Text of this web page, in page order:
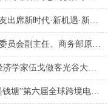
9月24日，经济学家管清友出席新时代·新机遇·新未来--恒乐汇投策巡讲论坛
8月19日，全国政协经济委员会副主任、商务部原副部长房爱卿出席2022年（第八届）全国白银企业年会
8月5日，长江证券首席经济学家伍戈做客光谷大讲堂，解读宏观经济形势与政策
7月28日，龙永图在“潮起钱塘”第六届全球跨境电商峰会发表主题演讲